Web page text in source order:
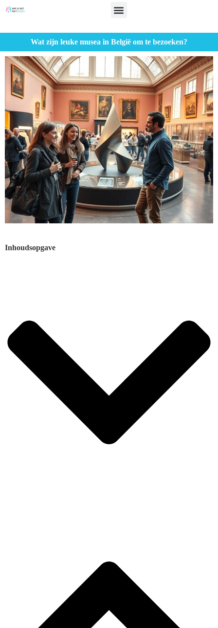
Wat zijn leuke musea in België om te bezoeken?
Inhoudsopgave